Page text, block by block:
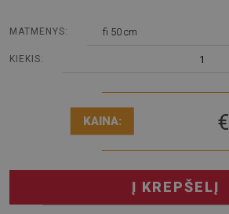
MATMENYS: fi 50 cm
KIEKIS: 1
KAINA: €
Į KREPŠELĮ